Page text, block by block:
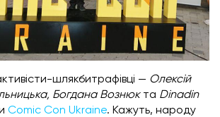
шлякбитрафівці — Олексій
Богдана Вознюк та Dinadin
Comic Con Ukraine. Кажуть, народу